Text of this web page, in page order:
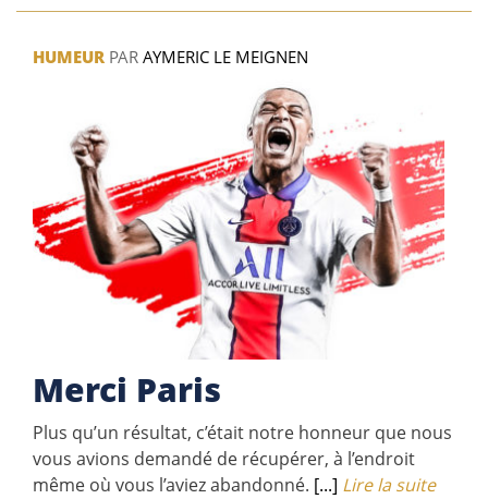
HUMEUR PAR AYMERIC LE MEIGNEN
Merci Paris
Plus qu’un résultat, c’était notre honneur que nous
vous avions demandé de récupérer, à l’endroit
même où vous l’aviez abandonné. [...] Lire la suite